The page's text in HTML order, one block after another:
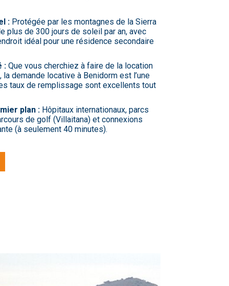
: Protégée par les montagnes de la Sierra
plus de 300 jours de soleil par an, avec
idéal pour une résidence secondaire
: Que vous cherchiez à faire de la location
demande locative à Benidorm est l’une
taux de remplissage sont excellents tout
plan : Hôpitaux internationaux, parcs
de golf (Villaitana) et connexions
(à seulement 40 minutes).